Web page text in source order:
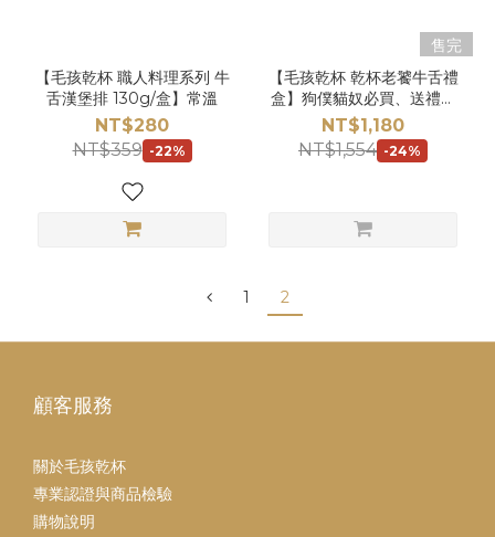
【毛孩乾杯 職人料理系列 牛
舌漢堡排 130g/盒】常溫
NT$280
NT$359 -22%
售完
【毛孩乾杯 乾杯老饕牛舌禮
盒】狗僕貓奴必買、送禮毛
孩自用皆宜
NT$1,180
NT$1,554 -24%
1 2
顧客服務
關於毛孩乾杯
專業認證與商品檢驗
購物說明